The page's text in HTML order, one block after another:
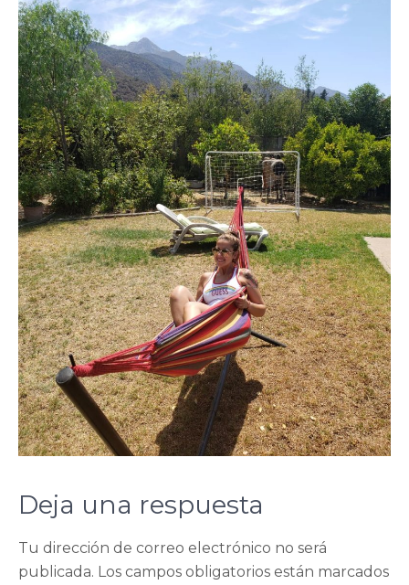
Deja una respuesta
Tu dirección de correo electrónico no será
publicada. Los campos obligatorios están marcados